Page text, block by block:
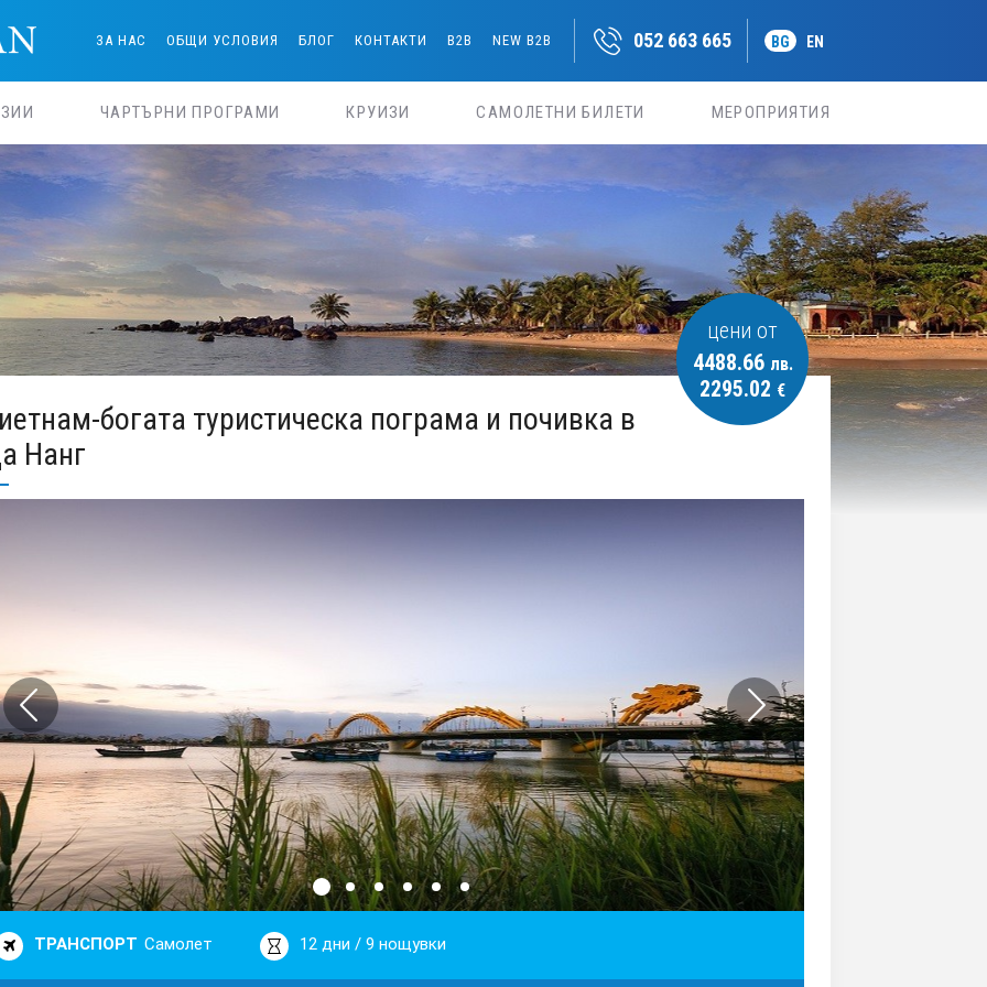
ЗА НАС ОБЩИ УСЛОВИЯ БЛОГ КОНТАКТИ B2B NEW B2B 052 663 665 BG EN
ЧАРТЪРНИ ПРОГРАМИ КРУИЗИ САМОЛЕТНИ БИЛЕТИ МЕРОПРИЯТИЯ
богата туристическа пограма и почивка в
Нанг
цени от
4488.66 лв.
2295.02 €
ТРАНСПОРТ Самолет 12 дни / 9 нощувки